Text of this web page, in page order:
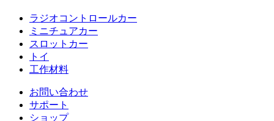
ラジオコントロールカー
ミニチュアカー
スロットカー
トイ
工作材料
お問い合わせ
サポート
ショップ